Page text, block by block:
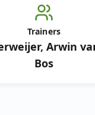
Trainers
, Arwin
Bos